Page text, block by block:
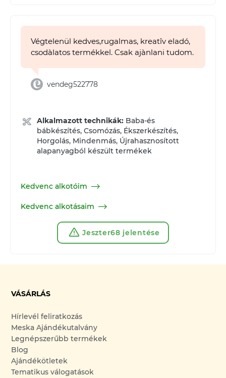
Végtelenül kedves,rugalmas, kreatîv eladó,
csodàlatos termékkel. Csak ajànlani tudom.
vendeg522778
Alkalmazott technikák: Baba-és
bábkészítés, Csomózás, Ékszerkészítés,
Horgolás, Mindenmás, Újrahasznosított
alapanyagból készült termékek
Kedvenc alkotóim
Kedvenc alkotásaim
Jeszter68 jelentése
VÁSÁRLÁS
Hírlevél feliratkozás
Meska Ajándékutalvány
Legnépszerűbb termékek
Blog
Ajándékötletek
Tematikus válogatások